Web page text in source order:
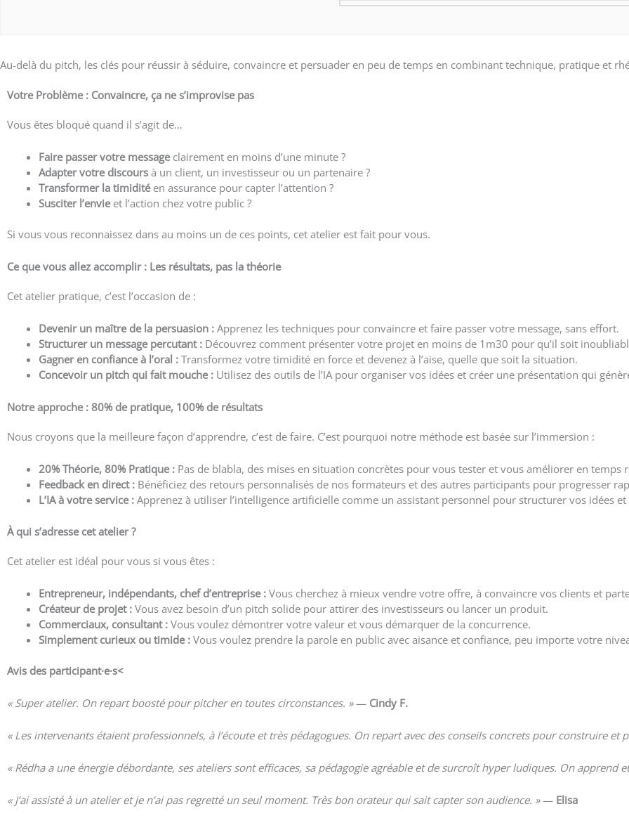
Au-delà du pitch, les clés pour réussir à séduire, convaincre et persuader en peu de temps en combinant technique, pratique et
Votre Problème : Convaincre, ça ne s’improvise pas
Vous êtes bloqué quand il s’agit de…
Faire passer votre messageclairement en moins d’une minute ?
Adapter votre discours à un client, un investisseur ou un partenaire ?
Transformer la timiditéen assurance pour capter l’attention ?
Susciter l’envieet l’action chez votre public ?
Si vous vous reconnaissez dans au moins un de ces points, cet atelier est fait pour vous.
Ce que vous allez accomplir : Les résultats, pas la théorie
Cet atelier pratique, c’est l’occasion de :
Devenir un maître de la persuasion : Apprenez les techniques pour convaincre et faire passer votre message, sans effort.
Structurer un message percutant : Découvrez comment présenter votre projet en moins de 1m30 pour qu’il soit
Gagner en confiance à l’oral : Transformez votre timidité en force et devenez à l’aise, quelle que soit la situation.
Concevoir un pitch qui fait mouche : Utilisez des outils de l’IA pour organiser vos idées et créer une présentation qui
Notre approche : 80% de pratique, 100% de résultats
Nous croyons que la meilleure façon d’apprendre, c’est de faire. C’est pourquoi notre méthode est basée sur l’immersion :
20% Théorie, 80% Pratique : Pas de blabla, des mises en situation concrètes pour vous tester et vous améliorer en temps
Feedback en direct : Bénéficiez des retours personnalisés de nos formateurs et des autres participants pour progresser
L’IA à votre service : Apprenez à utiliser l’intelligence artificielle comme un assistant personnel pour structurer vos idées et
À qui s’adresse cet atelier ?
Cet atelier est idéal pour vous si vous êtes :
Entrepreneur, indépendants, chef d’entreprise : Vous cherchez à mieux vendre votre offre, à convaincre vos clients et
Créateur de projet : Vous avez besoin d’un pitch solide pour attirer des investisseurs ou lancer un produit.
Commerciaux, consultant : Vous voulez démontrer votre valeur et vous démarquer de la concurrence.
Simplement curieux ou timide : Vous voulez prendre la parole en public avec aisance et confiance, peu importe votre
Avis des participant·e·s<
« Super atelier. On repart boosté pour pitcher en toutes circonstances. »— Cindy F.
« Les intervenants étaient professionnels, à l’écoute et très pédagogues. On repart avec des conseils concrets pour construire et
« Rédha a une énergie débordante, ses ateliers sont efficaces, sa pédagogie agréable et de surcroît hyper ludiques. On apprend
« J’ai assisté à un atelier et je n’ai pas regretté un seul moment. Très bon orateur qui sait capter son audience. »— Elisa